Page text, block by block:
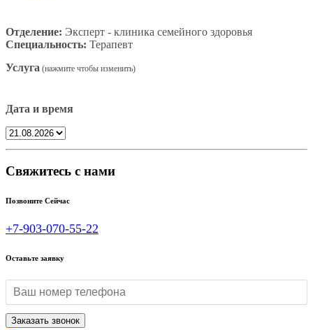
Отделение: Эксперт - клиника семейного здоровья
Специальность: Терапевт
Услуга
Дата и время
Свяжитесь с нами
Позвоните Сейчас
+7-903-070-55-22
Оставьте заявку